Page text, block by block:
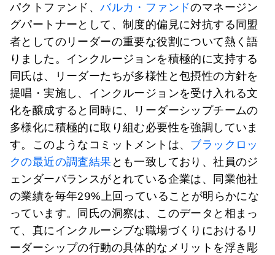
パクトファンド、バルカ・ファンドのマネージン
グパートナーとして、制度的偏見に対抗する同盟
者としてのリーダーの重要な役割について熱く語
りました。インクルージョンを積極的に支持する
同氏は、リーダーたちが多様性と包摂性の方針を
提唱・実施し、インクルージョンを受け入れる文
化を醸成すると同時に、リーダーシップチームの
多様化に積極的に取り組む必要性を強調していま
す。このようなコミットメントは、 ブラックロッ
クの最近の調査結果 とも一致しており、社員のジ
ェンダーバランスがとれている企業は、同業他社
の業績を毎年29%上回っていることが明らかにな
っています。同氏の洞察は、このデータと相まっ
て、真にインクルーシブな職場づくりにおけるリ
ーダーシップの行動の具体的なメリットを浮き彫